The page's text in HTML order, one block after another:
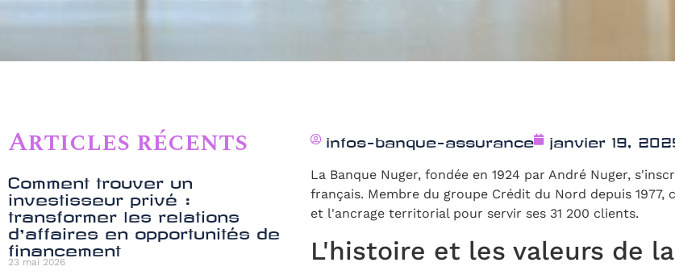
Articles récents
Comment trouver un
investisseur privé :
transformer les relations
d’affaires en opportunités de
financement
23 mai 2026
infos-banque-assurance janvier 19,
La Banque Nuger, fondée en 1924 par André Nuger,
français. Membre du groupe Crédit du Nord depuis
et l'ancrage territorial pour servir ses 31 200 clients.
L'histoire et les valeurs de